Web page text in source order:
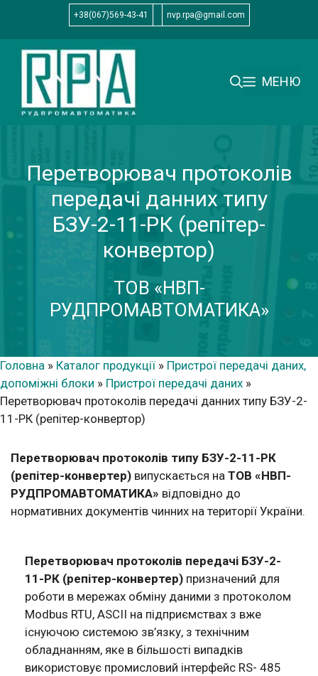
вмісту
+38(067)569-43-41 nvp.rpa@gmail.com
МЕНЮ
Перетворювач протоколів
передачі данних типу
БЗУ-2-11-РК (репітер-
конвертор)
ТОВ «НВП-
РУДПРОМАВТОМАТИКА»
Головна » Каталог продукції » Пристрої передачі даних,
допоміжні блоки » Пристрої передачі даних »
Перетворювач протоколів передачі данних типу БЗУ-2-
11-РК (репітер-конвертор)
Перетворювач протоколів типу БЗУ-2-11-РК
(репітер-конвертер) випускається на ТОВ «НВП-
РУДПРОМАВТОМАТИКА» відповідно до
нормативних документів чинних на території України.
Перетворювач протоколів передачі БЗУ-2-
11-РК (репітер-конвертер) призначений для
роботи в мережах обміну даними з протоколом
Modbus RTU, ASCII на підприємствах з вже
існуючою системою зв’язку, з технічним
обладнанням, яке в більшості випадків
використовує промисловий інтерфейс RS- 485